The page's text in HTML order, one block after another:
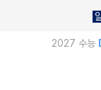
2027 수능